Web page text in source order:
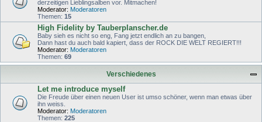
derzeitigen Lieblingsalben vor. Mitmachen!
Moderator: Moderatoren
Themen: 15
High Fidelity by Tauberplanscher.de
Baby sieh es nicht so eng, Fang jetzt endlich an zu bangen,
Dann hast du auch bald kapiert, dass der ROCK DIE WELT REGIERT!!!
Moderator: Moderatoren
Themen: 69
Verschiedenes
Let me introduce myself
Die Freude über einen neuen User ist umso schöner, wenn man etwas über
ihn weiss.
Moderator: Moderatoren
Themen: 225